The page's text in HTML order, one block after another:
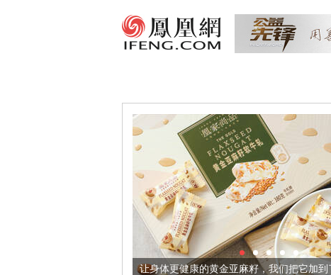
让身体更健康的黄金亚麻籽，我们把它加到